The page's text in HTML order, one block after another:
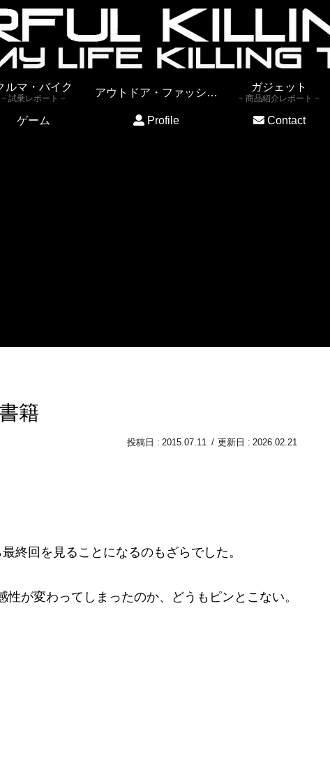
ルマ・バイク
試乗レポート
アウトドア・ファッション
ガジェット
商品紹介レポート
ゲーム
Profile Contact
籍
2015.07.11 2026.02.21
終回を見ることになるのもざらでした。
が変わってしまったのか、どうもピンとこない。